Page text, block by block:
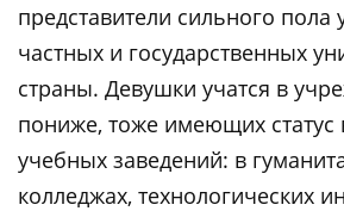
представители сильного пола
частных и государственных
страны. Девушки учатся в
пониже, тоже имеющих
учебных заведений: в
колледжах, технологических